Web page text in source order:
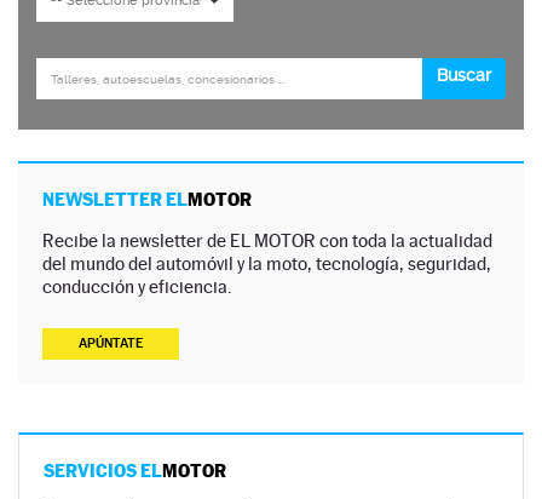
NEWSLETTER ELMOTOR
Recibe la newsletter de EL MOTOR con toda la actualidad
del mundo del automóvil y la moto, tecnología, seguridad,
conducción y eficiencia.
APÚNTATE
SERVICIOS ELMOTOR